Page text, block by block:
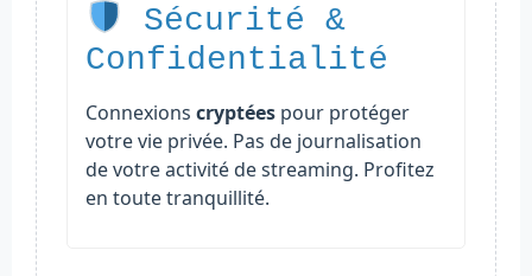
Sécurité &
Confidentialité
Connexions cryptées pour protéger
votre vie privée. Pas de journalisation
de votre activité de streaming. Profitez
en toute tranquillité.